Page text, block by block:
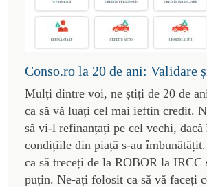
Conso.ro la 20 de ani: Validare
Mulți dintre voi, ne știți de 20 de
ca să vă luați cel mai ieftin credit.
să vi-l refinanțați pe cel vechi,
condițiile din piață s-au
ca să treceți de la ROBOR la
puțin. Ne-ați folosit ca să vă faceți